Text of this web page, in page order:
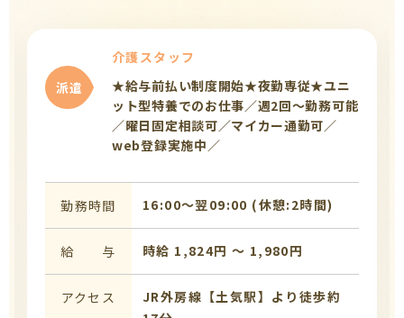
派遣
介護スタッフ
★給与前払い制度開始★夜勤専従★ユニ
ット型特養でのお仕事／週2回～勤務可能
／曜日固定相談可／マイカー通勤可／
web登録実施中／
勤務時間 16:00〜翌09:00 (休憩:2時間)
給 与 時給 1,824円 〜 1,980円
アクセス
JR外房線【土気駅】より徒歩約